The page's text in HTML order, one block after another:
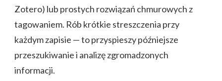
Zotero) lub prostych rozwiązań chmurowych z
tagowaniem. Rób krótkie streszczenia przy
każdym zapisie — to przyspieszy późniejsze
przeszukiwanie i analizę zgromadzonych
informacji.